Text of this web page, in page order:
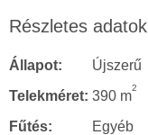
Részletes adatok
Állapot:
Újszerű
Telekméret: 390 m
2
Fűtés: Egyéb